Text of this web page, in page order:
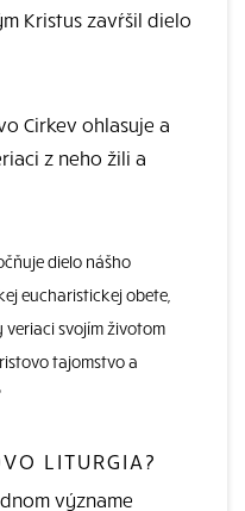
Kristus zavŕšil dielo
Cirkev ohlasuje a
z neho žili a
dielo nášho
eucharistickej obete,
veriaci svojím životom
tajomstvo a
LITURGIA?
význame